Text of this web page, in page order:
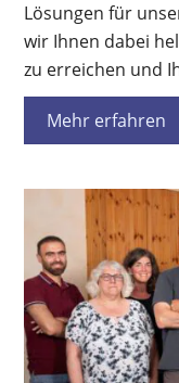
Lösungen für
wir Ihnen dabei
zu erreichen und
Mehr erfahren